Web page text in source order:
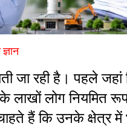
जा रही है। पहले जहां
लाखों लोग नियमित
हैं कि उनके क्षेत्र